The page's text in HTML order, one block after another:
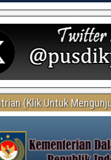
(Klik Untuk